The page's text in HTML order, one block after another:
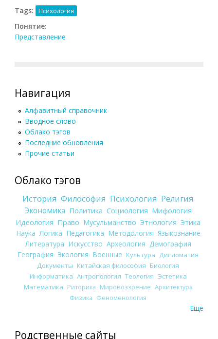
Tags: Психология
Понятие:
Представление
Навигация
Алфавитный справочник
Вводное слово
Облако тэгов
Последние обновления
Прочие статьи
Облако тэгов
История Философия Психология Религия
Экономика Политика Социология Мифология
Идеология Право Мусульманство Этнология Этика
Наука Логика Педагогика Методология Языкознание
Литература Искусство Археология Демография
География Экология Военные Культура
Дипломатия
Документы Китайская философия Биология
Информатика Антропология Теология Эстетика
Математика Риторика Мировоззрение Архитектура
Физика Феноменология
Еще
Родственные сайты